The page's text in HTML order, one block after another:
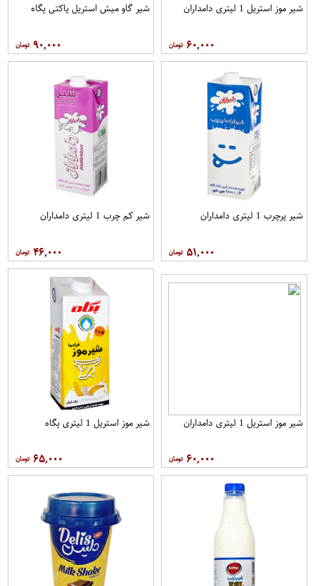
شیر موز استریل 1 لیتری دامداران
۶۰,۰۰۰
شیر گاو میش استریل پاکتی پگاه
۹۰,۰۰۰
شیر پرچرب 1 لیتری دامداران
۵۱,۰۰۰
شیر کم چرب 1 لیتری دامداران
۴۶,۰۰۰
شیر موز استریل 1 لیتری دامداران
۶۰,۰۰۰
شیر موز استریل 1 لیتری پگاه
۶۵,۰۰۰